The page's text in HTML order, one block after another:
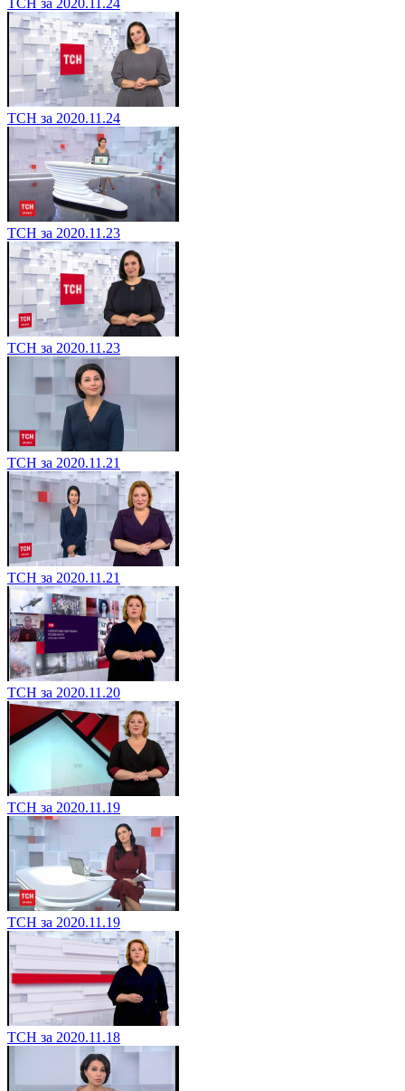
ТСН за 2020.11.24
ТСН за 2020.11.23
ТСН за 2020.11.23
ТСН за 2020.11.21
ТСН за 2020.11.21
ТСН за 2020.11.20
ТСН за 2020.11.19
ТСН за 2020.11.19
ТСН за 2020.11.18